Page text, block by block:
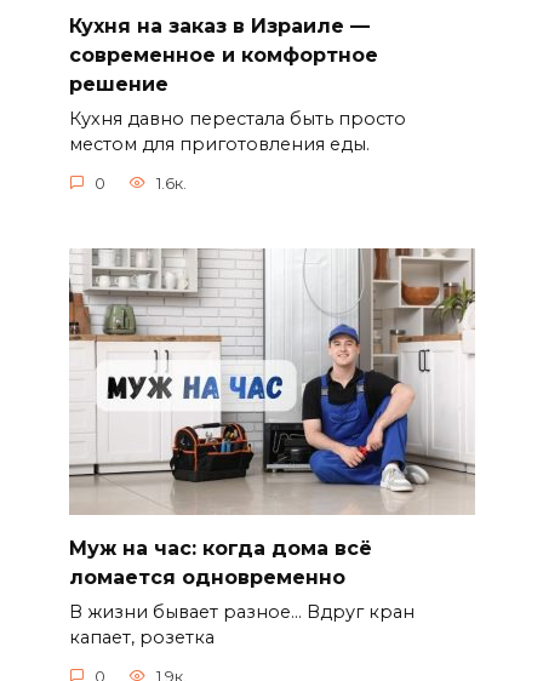
Кухня на заказ в Израиле —
современное и комфортное
решение
Кухня давно перестала быть просто
местом для приготовления еды.
0 1.6к.
Муж на час: когда дома всё
ломается одновременно
В жизни бывает разное… Вдруг кран
капает, розетка
0 1.9к.